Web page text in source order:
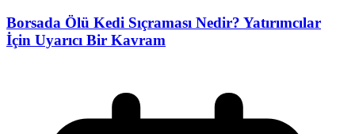
Borsada Ölü Kedi Sıçraması Nedir? Yatırımcılar
İçin Uyarıcı Bir Kavram